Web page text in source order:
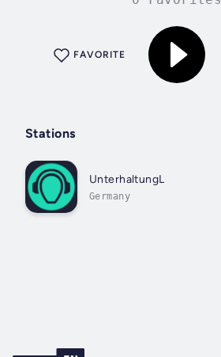
FAVORITE
Stations
UnterhaltungL
Germany